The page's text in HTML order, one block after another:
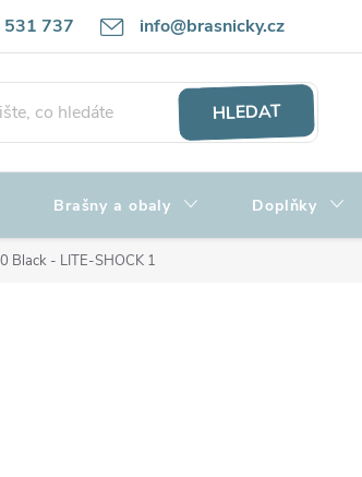
531 737 info@brasnicky.cz
Zpracování osobních údajů Hodnocení obchodu
HLEDAT
Brašny a obaly Doplňky
Black - LITE-SHOCK 1